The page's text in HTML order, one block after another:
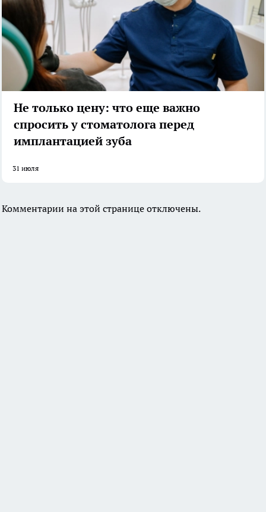
Не только цену: что еще важно
спросить у стоматолога перед
имплантацией зуба
31 июля
Комментарии на этой странице отключены.